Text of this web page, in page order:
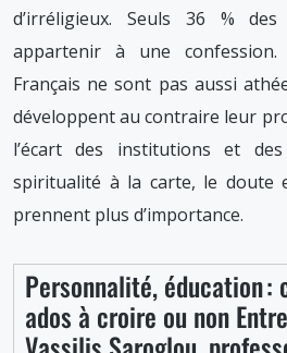
d’irréligieux. Seuls 36 %
appartenir à une
Français ne sont pas aussi
développent au contraire leur
l’écart des institutions et
spiritualité à la carte, le doute
prennent plus d’importance.
Personnalité, éducation :
ados à croire ou non